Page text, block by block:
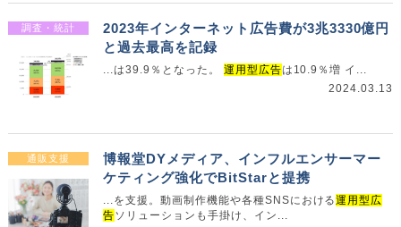
調査・統計
2023年インターネット広告費が3兆3330億円
と過去最高を記録
...は39.9％となった。 運用型広告は10.9％増 イ...
2024.03.13
通販支援
博報堂DYメディア、インフルエンサーマー
ケティング強化でBitStarと提携
...を支援。動画制作機能や各種SNSにおける運用型広
告ソリューションも手掛け、イン...